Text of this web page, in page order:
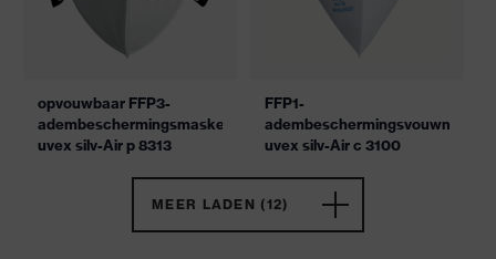
opvouwbaar FFP3-
adembeschermingsmasker
uvex silv-Air p 8313
FFP1-
adembeschermingsvouwmasker
uvex silv-Air c 3100
MEER LADEN (12)